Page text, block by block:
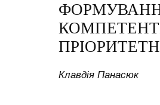
Клавдія Панасюк